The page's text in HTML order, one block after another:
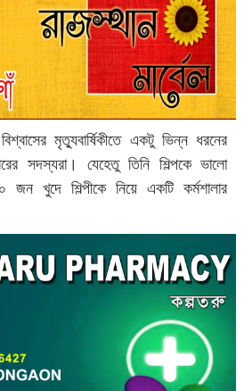
মৃত্যুবার্ষিকীতে একটু ভিন্ন ধরনের
সদস্যরা। যেহেতু তিনি শিল্পকে ভালো
খুদে শিল্পীকে নিয়ে একটি কর্মশালার